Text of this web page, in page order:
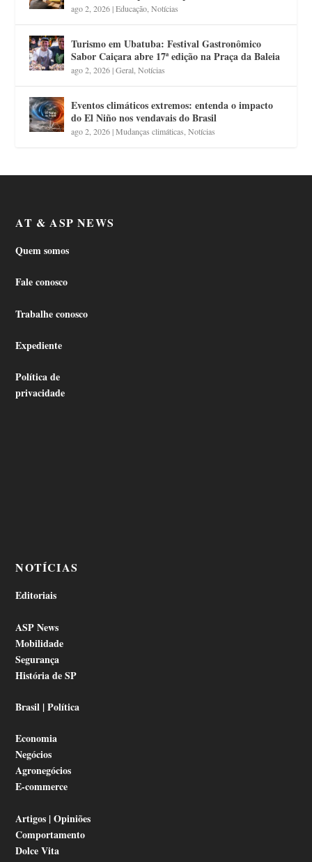
ago 2, 2026|Educação ,Notícias
Turismo em Ubatuba: Festival Gastronômico
Sabor Caiçara abre 17ª edição na Praça da Baleia
ago 2, 2026|Geral ,Notícias
Eventos climáticos extremos: entenda o impacto
do El Niño nos vendavais do Brasil
ago 2, 2026|Mudanças climáticas ,Notícias
AT & ASP NEWS
Quem somos
Fale conosco
Trabalhe conosco
Expediente
Política de
privacidade
NOTÍCIAS
Editoriais
ASP News
Mobilidade
Segurança
História de SP
Brasil | Política
Economia
Negócios
Agronegócios
E-commerce
Artigos | Opiniões
Comportamento
Dolce Vita